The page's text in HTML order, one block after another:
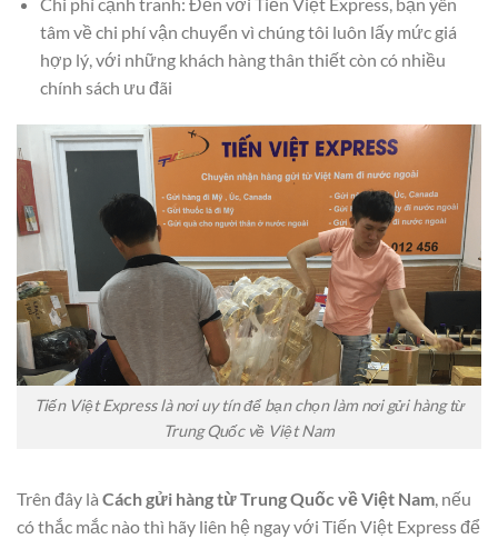
tâm về chi phí vận chuyển vì chúng tôi luôn lấy mức giá
hợp lý, với những khách hàng thân thiết còn có nhiều
chính sách ưu đãi
Tiến Việt Express là nơi uy tín để bạn chọn làm nơi gửi hàng từ
Trung Quốc về Việt Nam
Trên đây là Cách gửi hàng từ Trung Quốc về Việt Nam, nếu
có thắc mắc nào thì hãy liên hệ ngay với Tiến Việt Express để